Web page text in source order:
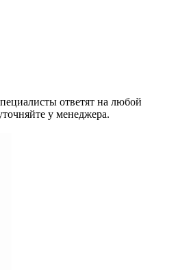
ответят на любой
у менеджера.